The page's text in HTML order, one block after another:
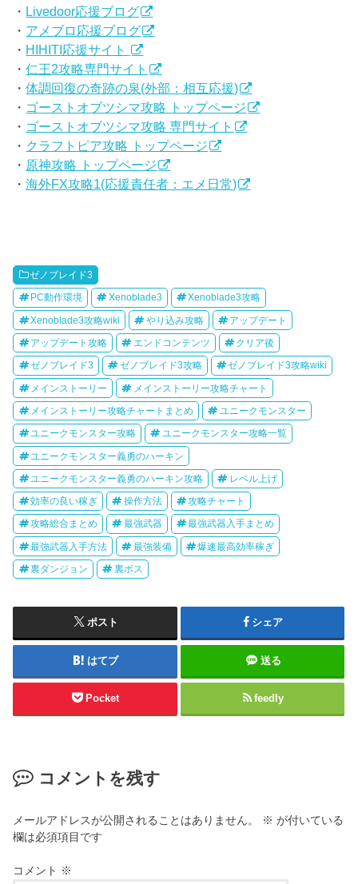
・ Livedoor応援ブログ
・ アメブロ応援ブログ
・ HIHITI応援サイト
・仁王2攻略専門サイト
・体調回復の奇跡の泉(外部：相互応援)
・ ゴーストオブツシマ攻略 トップページ
・ ゴーストオブツシマ攻略 専門サイト
・ クラフトピア攻略 トップページ
・ 原神攻略 トップページ
・海外FX攻略1(応援責任者：エメ日常)
ゼノブレイド3
PC動作環境 Xenoblade3 Xenoblade3攻略
Xenoblade3攻略wiki やり込み攻略 アップデート
アップデート攻略 エンドコンテンツ クリア後
ゼノブレイド3 ゼノブレイド3攻略 ゼノブレイド3攻略wiki
メインストーリー メインストーリー攻略チャート
メインストーリー攻略チャートまとめ ユニークモンスター
ユニークモンスター攻略 ユニークモンスター攻略一覧
ユニークモンスター義勇のハーキン
ユニークモンスター義勇のハーキン攻略 レベル上げ
効率の良い稼ぎ 操作方法 攻略チャート
攻略総合まとめ 最強武器 最強武器入手まとめ
最強武器入手方法 最強装備 爆速最高効率稼ぎ
裏ダンジョン 裏ボス
ポスト シェア
はてブ 送る
Pocket feedly
コメントを残す
メールアドレスが公開されることはありません。 ※ が付いている
欄は必須項目です
コメント ※